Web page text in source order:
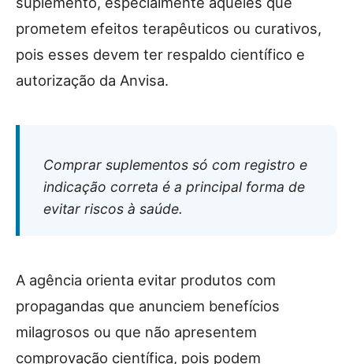
prometem efeitos terapêuticos ou curativos,
pois esses devem ter respaldo científico e
autorização da Anvisa.
Comprar suplementos só com registro e
indicação correta é a principal forma de
evitar riscos à saúde.
A agência orienta evitar produtos com
propagandas que anunciem benefícios
milagrosos ou que não apresentem
comprovação científica, pois podem